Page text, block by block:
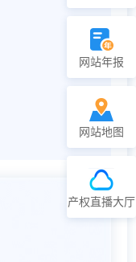
网站年报
网站地图
产权直播大厅